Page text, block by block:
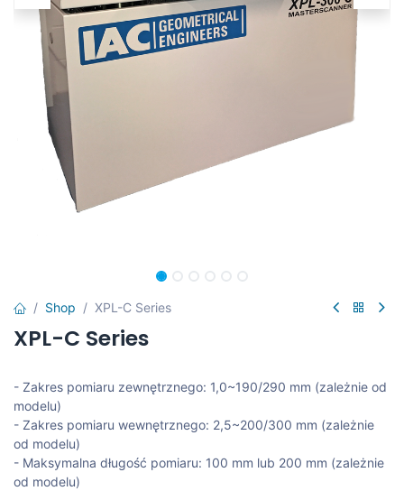
Shop XPL-C Series
XPL-C Series
- Zakres pomiaru zewnętrznego: 1,0~190/290 mm (zależnie od
modelu)
- Zakres pomiaru wewnętrznego: 2,5~200/300 mm (zależnie
od modelu)
- Maksymalna długość pomiaru: 100 mm lub 200 mm (zależnie
od modelu)